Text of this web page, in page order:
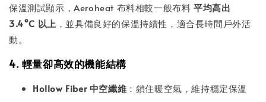
保溫測試顯示，Aeroheat 布料相較一般布料平均高出
3.4°C 以上 ，並具備良好的保溫持續性，適合長時間戶外活
動。
4. 輕量卻高效的機能結構
Hollow Fiber 中空纖維 ：鎖住暖空氣，維持穩定保溫